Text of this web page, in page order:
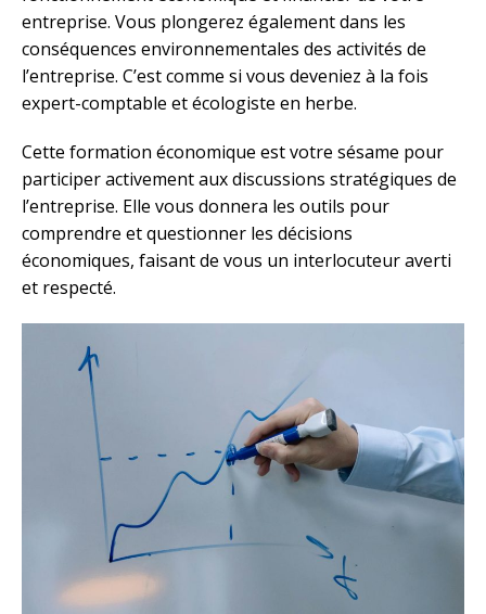
entreprise. Vous plongerez également dans les
conséquences environnementales des activités de
l’entreprise. C’est comme si vous deveniez à la fois
expert-comptable et écologiste en herbe.
Cette formation économique est votre sésame pour
participer activement aux discussions stratégiques de
l’entreprise. Elle vous donnera les outils pour
comprendre et questionner les décisions
économiques, faisant de vous un interlocuteur averti
et respecté.